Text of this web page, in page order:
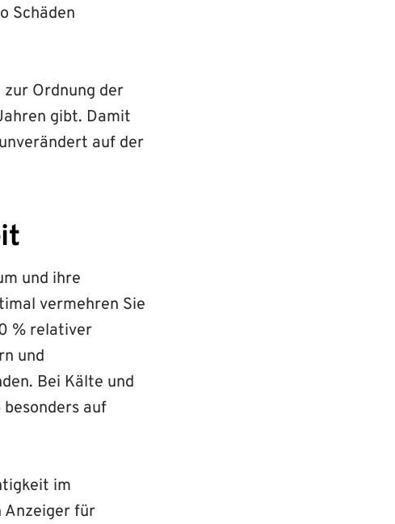
Schäden
Ordnung der
gibt. Damit
auf der
und ihre
vermehren Sie
% relativer
und
Bei Kälte und
auf
im
Anzeiger für